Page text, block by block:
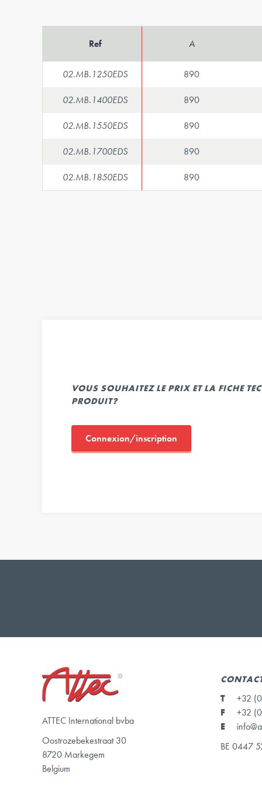
Ref A
02.MB.1250EDS 890
02.MB.1400EDS 890
02.MB.1550EDS 890
02.MB.1700EDS 890
02.MB.1850EDS 890
VOUS SOUHAITEZ LE PRIX ET LA FICHE
PRODUIT?
Connexion/inscription
ATTEC International bvba
Oostrozebekestraat 30
8720 Markegem
Belgium
T
+32
F
+32
E
BE 0447